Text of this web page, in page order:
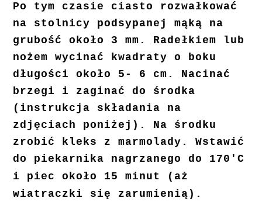
Po tym czasie ciasto rozwałkować
na stolnicy podsypanej mąką na
grubość około 3 mm. Radełkiem lub
nożem wycinać kwadraty o boku
długości około 5- 6 cm. Nacinać
brzegi i zaginać do środka
(instrukcja składania na
zdjęciach poniżej). Na środku
zrobić kleks z marmolady. Wstawić
do piekarnika nagrzanego do 170'C
i piec około 15 minut (aż
wiatraczki się zarumienią).